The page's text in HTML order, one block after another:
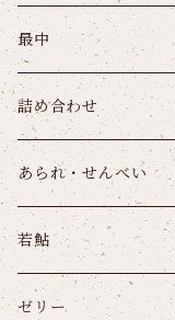
最中
詰め合わせ
あられ・せんべい
若鮎
ゼリー